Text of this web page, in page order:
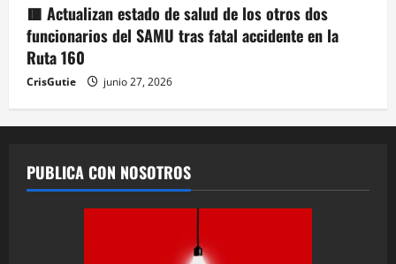
🟥 Actualizan estado de salud de los otros dos
funcionarios del SAMU tras fatal accidente en la
Ruta 160
CrisGutie junio 27, 2026
PUBLICA CON NOSOTROS